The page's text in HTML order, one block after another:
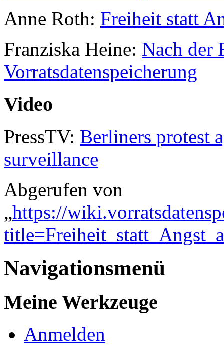
Anne Roth: Freiheit statt
Franziska Heine: Nach der
Vorratsdatenspeicherung
Video
PressTV: Berliners protest
surveillance
Abgerufen von
„https://
Navigationsmenü
Meine Werkzeuge
Anmelden